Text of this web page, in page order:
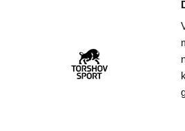
22 09 20 20